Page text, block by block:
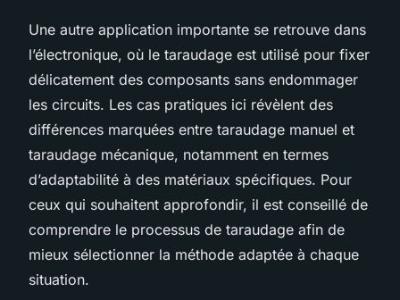
Une autre application importante se retrouve dans
l’électronique, où le taraudage est utilisé pour fixer
délicatement des composants sans endommager
les circuits. Les cas pratiques ici révèlent des
différences marquées entre taraudage manuel et
taraudage mécanique, notamment en termes
d’adaptabilité à des matériaux spécifiques. Pour
ceux qui souhaitent approfondir, il est conseillé de
comprendre le processus de taraudage afin de
mieux sélectionner la méthode adaptée à chaque
situation.